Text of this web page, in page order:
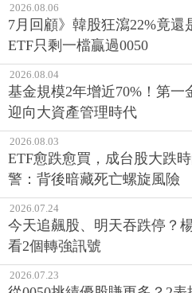
2026.08.06
7月回顧》韓股狂瀉22%竟
ETF只剩一檔贏過0050
2026.08.04
基金規模2年增近70%！第
迎向大資產管理時代
2026.08.03
ETF愈跌愈買，成台股大跌
警：背後暗藏死亡螺旋風險
2026.07.24
今天追飆股、明天吞跌停？
看2個轉強訊號
2026.07.23